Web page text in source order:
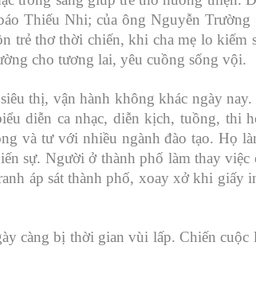
Thiếu Nhi; của ông Nguyễn
trẻ thơ thời chiến, khi cha mẹ lo kiếm
cho tương lai, yêu cuồng sống vội.
thị, vận hành không khác ngày
diễn ca nhạc, diễn kịch, tuồng, thi
và tư với nhiều ngành đào tạo. Họ
sự. Người ở thành phố làm thay
áp sát thành phố, xoay xở khi giấy
càng bị thời gian vùi lấp. Chiến cuộc